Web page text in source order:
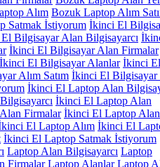
Alım Bozuk Laptop Alım
Satmak İstiyorum İkinci El
Bilgisayar Alan Bilgisayarcı
İkinci El Bilgisayar Alan Firmalar
İkinci El Bilgisayar Alanlar İkinci El
Alım Satım İkinci El Bilgisayar
İkinci El Laptop Alan
İkinci El Laptop Alan
Firmalar İkinci El Laptop Alan
El Laptop Alım İkinci El
İkinci El Laptop Satmak İstiyorum
Laptop Alan Bilgisayarcı Laptop
Firmalar Laptop Alanlar Laptop